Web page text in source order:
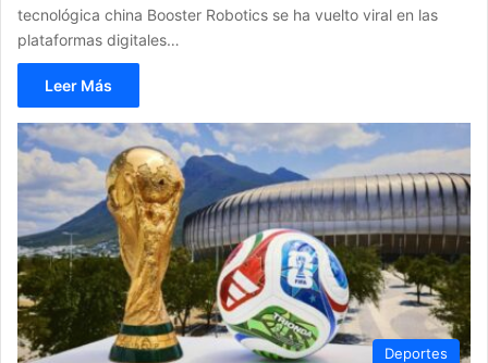
tecnológica china Booster Robotics se ha vuelto viral en las
plataformas digitales…
Leer Más
Deportes